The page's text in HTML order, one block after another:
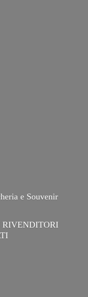
e Souvenir
RIVENDITORI